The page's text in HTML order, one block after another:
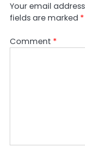
Your email
fields are marked *
Comment *